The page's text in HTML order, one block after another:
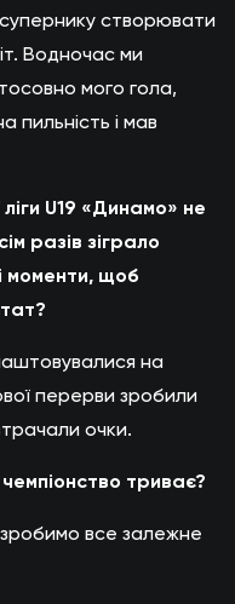
створювати
Водночас ми
мого гола,
пильність і мав
U19 «Динамо» не
разів зіграло
моменти, щоб
на
перерви зробили
очки.
триває?
зробимо все залежне